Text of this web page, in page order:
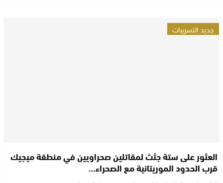
جديد التسريبات
العثور على ستة جثث لمقاتلين صحراويين في منطقة ميجيك
قرب الحدود الموريتانية مع الصحراء…